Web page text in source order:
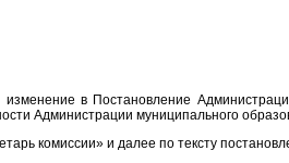
в Постановление
Администрации муниципального
комиссии» и далее по тексту